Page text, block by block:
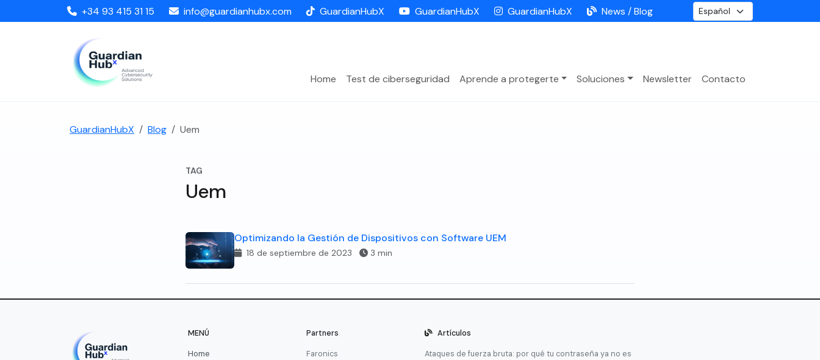
+34 93 415 31 15 info@guardianhubx.com GuardianHubX GuardianHubX GuardianHubX News / Blog
Home Test de ciberseguridad Aprende a protegerte Soluciones Newsletter Contacto
GuardianHubX Blog Uem
TAG
Uem
Optimizando la Gestión de Dispositivos con Software UEM
18 de septiembre de 2023 3 min
MENÚ
Home
Partners
Faronics
Artículos
Ataques de fuerza bruta: por qué tu contraseña ya no es